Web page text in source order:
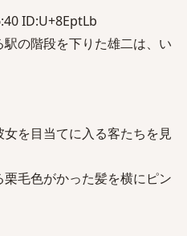
ID:U+8EptLb
の階段を下りた雄二は、い
を目当てに入る客たちを見
毛色がかった髪を横にピン